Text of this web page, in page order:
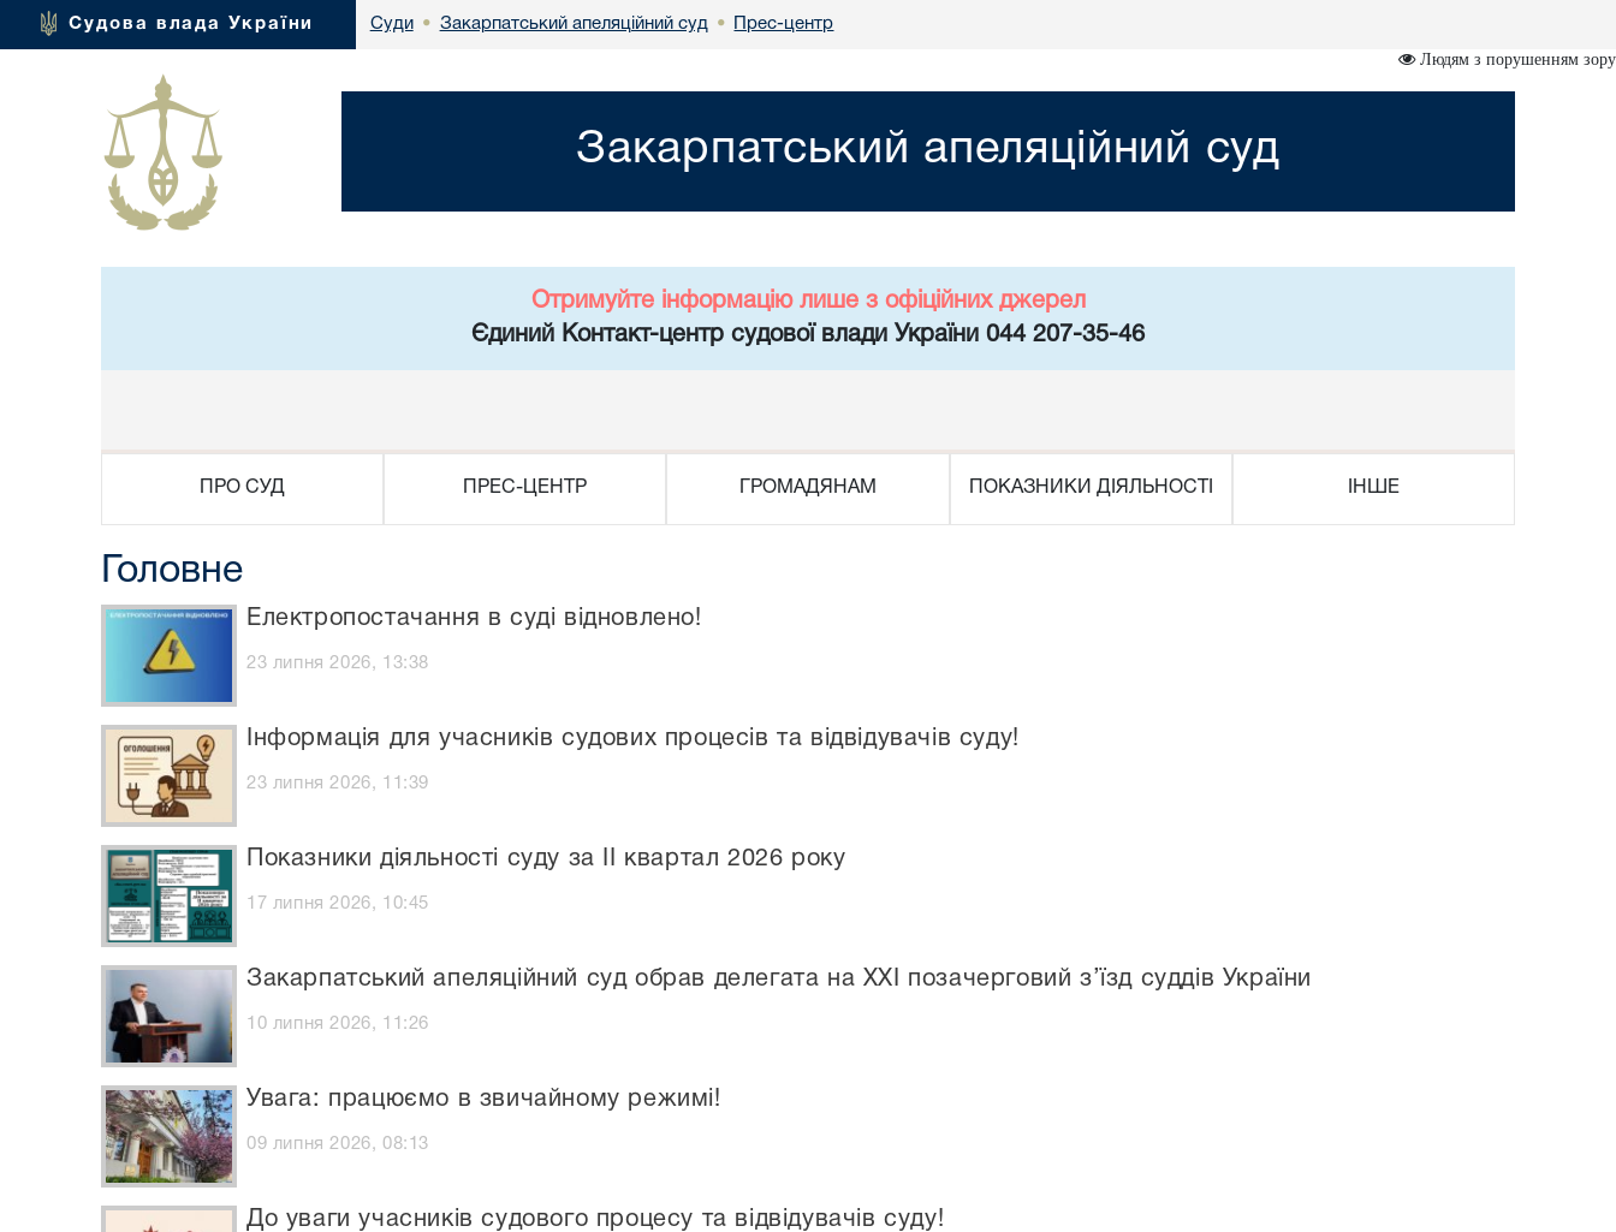
Судова влада України Суди • Закарпатський апеляційний суд • Прес-центр
Людям з порушенням зору
Закарпатський апеляційний суд
Отримуйте інформацію лише з офіційних джерел
Єдиний Контакт-центр судової влади України 044 207-35-46
ПРО СУД ПРЕС-ЦЕНТР ГРОМАДЯНАМ ПОКАЗНИКИ ДІЯЛЬНОСТІ ІНШЕ
Головне
Електропостачання в суді відновлено!
23 липня 2026, 13:38
Інформація для учасників судових процесів та відвідувачів суду!
23 липня 2026, 11:39
Показники діяльності суду за II квартал 2026 року
17 липня 2026, 10:45
Закарпатський апеляційний суд обрав делегата на ХХІ позачерговий з’їзд суддів України
10 липня 2026, 11:26
Увага: працюємо в звичайному режимі!
09 липня 2026, 08:13
До уваги учасників судового процесу та відвідувачів суду!